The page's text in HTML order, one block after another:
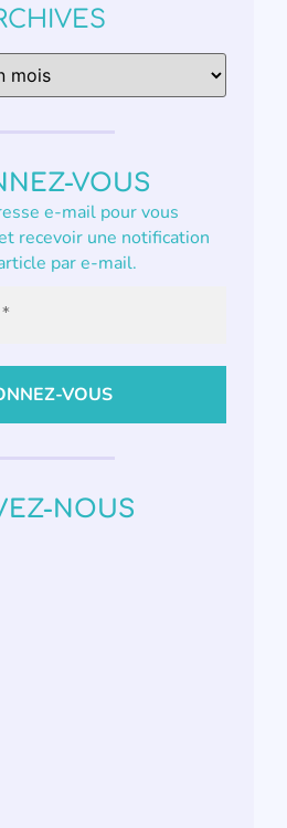
VOUS
e-mail pour vous
recevoir une notification
par e-mail.
NOUS